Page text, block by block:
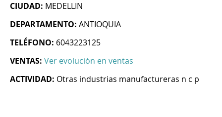
CIUDAD: MEDELLIN
DEPARTAMENTO: ANTIOQUIA
TELÉFONO: 6043223125
VENTAS: Ver evolución en ventas
ACTIVIDAD: Otras industrias manufactureras n c p